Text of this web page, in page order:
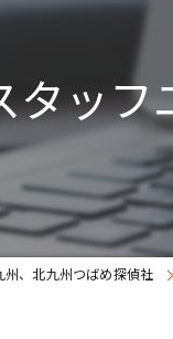
付
北
ッフ
、北九州つばめ探偵社